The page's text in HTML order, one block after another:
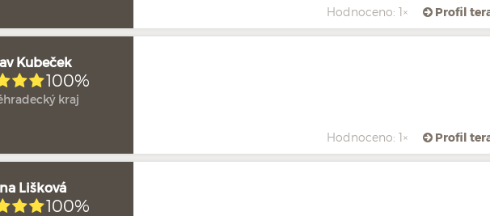
Hodnoceno: 1× Profil
Kubeček
100%
kraj
Hodnoceno: 1× Profil
Lišková
100%